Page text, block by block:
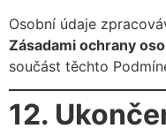
Osobní údaje
Zásadami ochrany
součást těchto
12.